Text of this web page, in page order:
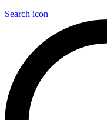
Search icon